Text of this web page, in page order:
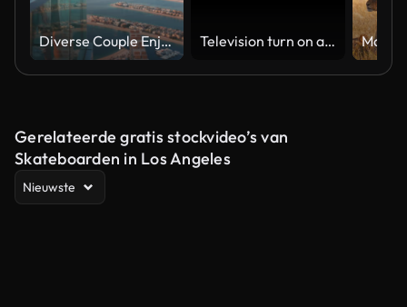
Diverse Couple Enjoying Sunset Views from High Rise Sky Deck Overlooking Palm Jumeirah Television turn on and off. Switch on tv effect, switch off tv effect. Turn on Lcd TV effect, turn off TV effect . Led Tv on and off on black background
Gerelateerde gratis stockvideo’s van
Skateboarden in Los Angeles
Nieuwste